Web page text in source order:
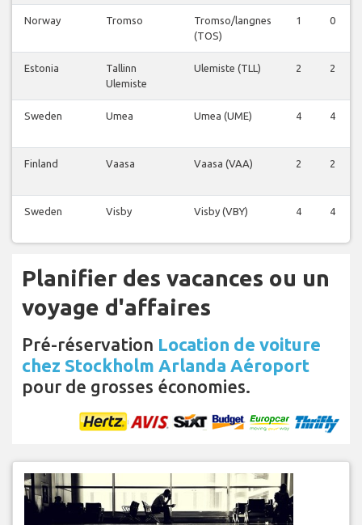
Norway Tromso
Tromso/langnes
(TOS)
1 0
Estonia
Tallinn
Ulemiste
Ulemiste (TLL) 2 2
Sweden Umea Umea (UME) 4 4
Finland Vaasa Vaasa (VAA) 2 2
Sweden Visby Visby (VBY) 4 4
Planifier des vacances ou un
voyage d'affaires
Pré-réservation Location de voiture
chez Stockholm Arlanda Aéroport
pour de grosses économies.